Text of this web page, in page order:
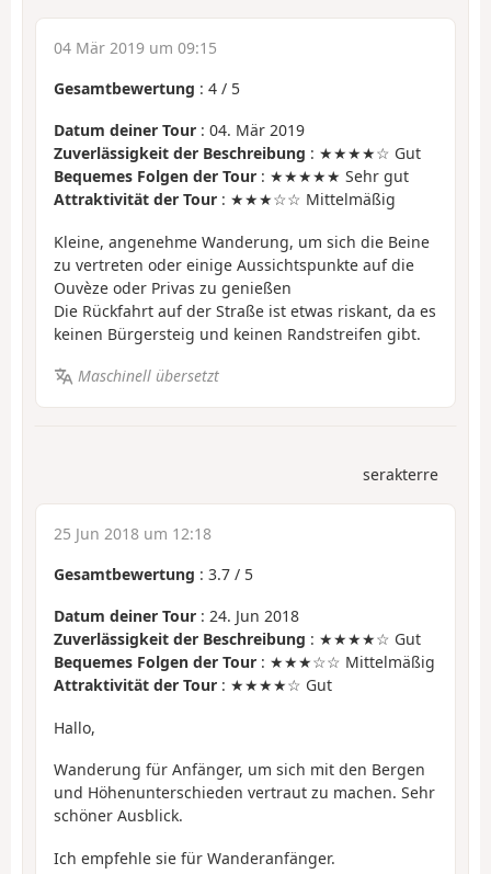
04 Mär 2019 um 09:15
Gesamtbewertung : 4 / 5
Datum deiner Tour : 04. Mär 2019
Zuverlässigkeit der Beschreibung : ★★★★☆ Gut
Bequemes Folgen der Tour : ★★★★★ Sehr gut
Attraktivität der Tour : ★★★☆☆ Mittelmäßig
Kleine, angenehme Wanderung, um sich die Beine
zu vertreten oder einige Aussichtspunkte auf die
Ouvèze oder Privas zu genießen
Die Rückfahrt auf der Straße ist etwas riskant, da es
keinen Bürgersteig und keinen Randstreifen gibt.
Maschinell übersetzt
serakterre
25 Jun 2018 um 12:18
Gesamtbewertung : 3.7 / 5
Datum deiner Tour : 24. Jun 2018
Zuverlässigkeit der Beschreibung : ★★★★☆ Gut
Bequemes Folgen der Tour : ★★★☆☆ Mittelmäßig
Attraktivität der Tour : ★★★★☆ Gut
Hallo,
Wanderung für Anfänger, um sich mit den Bergen
und Höhenunterschieden vertraut zu machen. Sehr
schöner Ausblick.
Ich empfehle sie für Wanderanfänger.